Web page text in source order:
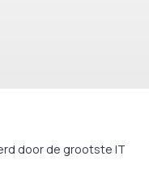
door de grootste IT